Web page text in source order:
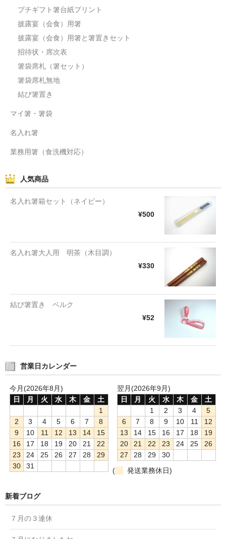
プチギフト箸台紙プリント
披露宴（会食）用箸
披露宴（会食）用箸と箸置きセット
招待状・席次表
箸袋席札（箸セット）
箸袋席札無地
結び箸置き
マイ箸・箸袋
名入れ箸
業務用箸（食洗機対応）
人気商品
名入れ箸箱セット（ネイビー）
¥500
名入れ箸大人用 明茶（木目調）
¥330
結び箸置き ベルク
¥52
営業日カレンダー
今月(2026年8月)
日
月 火 水 木 金
土
1
2
3 4 5 6 7
8
9
10 11 12 13 14
15
16
17 18 19 20 21
22
23
24 25 26 27 28
29
30
31
翌月(2026年9月)
日
月 火 水 木 金
土
1
2 3 4
5
6
7 8 9 10 11
12
13
14 15 16 17 18
19
20
21 22 23 24 25
26
27
28 29
30
(
発送業務休日)
新着ブログ
７月の３連休